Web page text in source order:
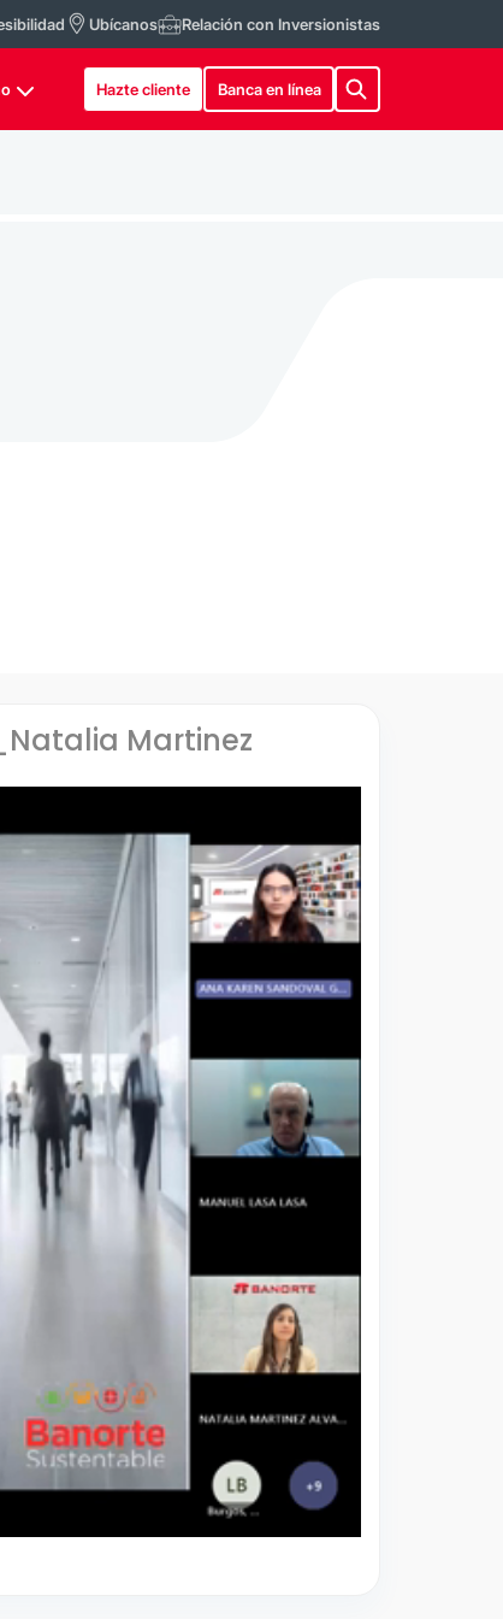
Ubícanos Relación con Inversionistas
Hazte cliente Banca en línea